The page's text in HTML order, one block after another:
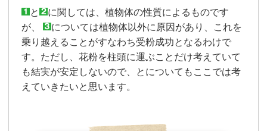
と
に関しては、植物体の性質によるものです
が、
については植物体以外に原因があり、これを
乗り越えることがすなわち受粉成功となるわけで
す。ただし、花粉を柱頭に運ぶことだけ考えていて
も結実が安定しないので、とについてもここでは考
えていきたいと思います。